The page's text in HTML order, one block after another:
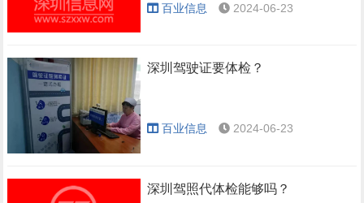
百业信息 2024-06-23
深圳驾驶证要体检？
百业信息 2024-06-23
深圳驾照代体检能够吗？